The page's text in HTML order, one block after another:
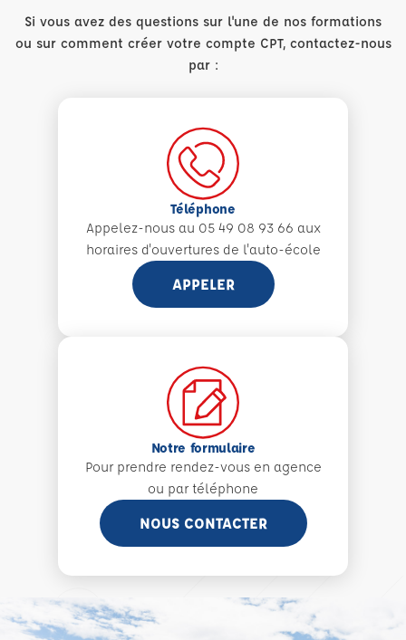
Si vous avez des questions sur l'une de nos formations
ou sur comment créer votre compte CPT, contactez-nous
par :
Téléphone
Appelez-nous au 05 49 08 93 66 aux
horaires d'ouvertures de l'auto-école
APPELER
Notre formulaire
Pour prendre rendez-vous en agence
ou par téléphone
NOUS CONTACTER